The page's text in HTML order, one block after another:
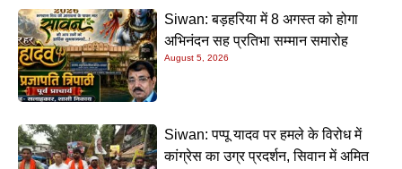
Siwan: बड़हरिया में 8 अगस्त को होगा
अभिनंदन सह प्रतिभा सम्मान समारोह
August 5, 2026
Siwan: पप्पू यादव पर हमले के विरोध में
कांग्रेस का उग्र प्रदर्शन, सिवान में अमित